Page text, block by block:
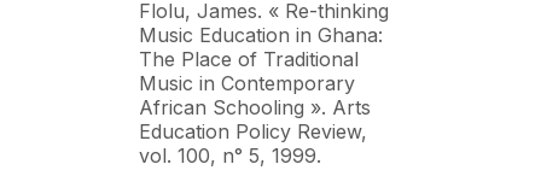
Flolu, James. « Re-thinking
Music Education in Ghana:
The Place of Traditional
Music in Contemporary
African Schooling ». Arts
Education Policy Review,
vol. 100, n° 5, 1999.